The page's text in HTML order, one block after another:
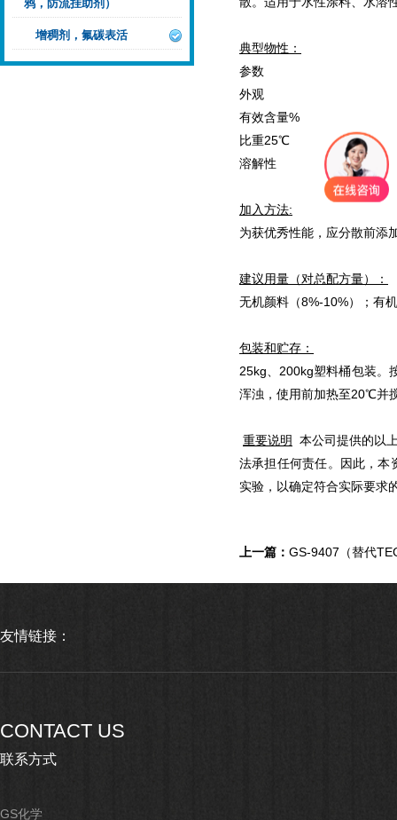
鸦，防流挂助剂）
增稠剂，氟碳表活
典型物性：
参数
外观
有效含量%
比重25℃
溶解性
加入方法:
为获优秀性能，应分散前添
建议用量（对总配方量）
：
无机颜料（8%-10%）；有
包装和贮存 ：
25kg、200kg塑料桶包装。
浑浊，使用前加热至20℃并
重要说明
本公司提供的以
法承担任何责任。因此，本
实验，以确定符合实际要求
上一篇： GS-9407（替代
友情链接：
CONTACT US
联系方式
GS化学